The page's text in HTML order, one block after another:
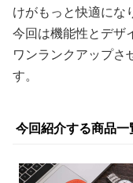
けがもっと快適にな
今回は機能性とデザ
ワンランクアップさ
す。
今回紹介する商品一